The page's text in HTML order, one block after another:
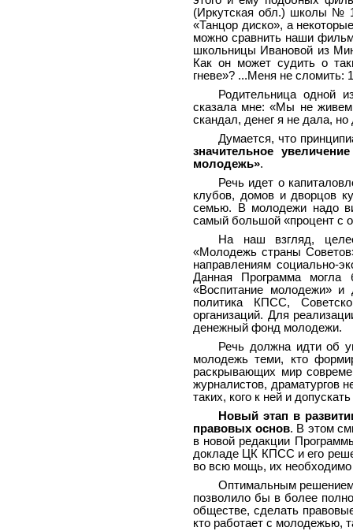
(Иркутская обл.) школы №
«Танцор диско», а
можно сравнить наши
школьницы Ивановой из
Как он может судить о
гневе»? ...Меня не сломить:
Родительница одной
сказала мне: «Мы не
скандал, денег я не дала,
Думается, что
значительное
молодежь».
Речь идет о
клубов, домов и дворцов
семью. В молодежи надо
самый большой «процент с
На наш взгляд,
«Молодежь страны
направлениям социально-
Данная Программа могла
«Воспитание молодежи»
политика КПСС,
организаций. Для
денежный фонд молодежи.
Речь должна идти об
молодежь теми, кто
раскрывающих мир
журналистов, драматургов
таких, кого к ней и
Новый этап в
правовых основ. В этом
в новой редакции
докладе ЦК КПСС и его
во всю мощь, их необходимо
Оптимальным решением
позволило бы в более
обществе, сделать
кто работает с молодежью,